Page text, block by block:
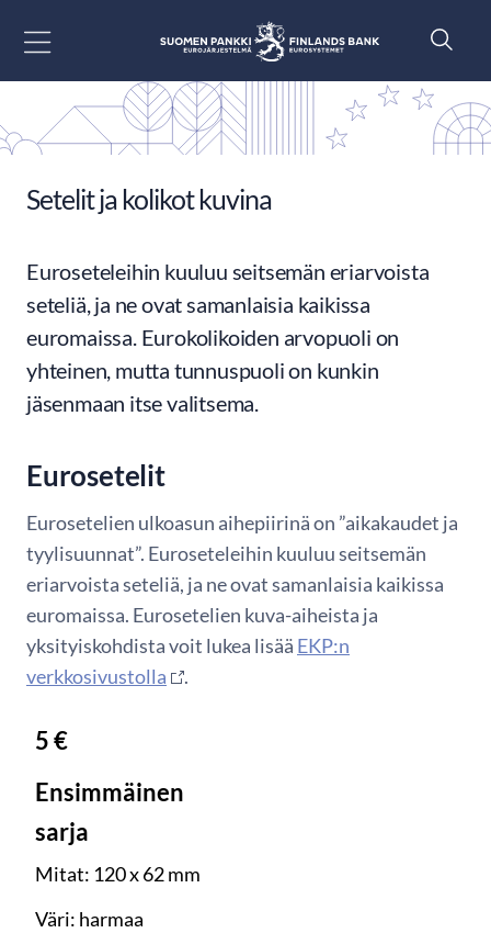
Setelit ja kolikot kuvina
Euroseteleihin kuuluu seitsemän eriarvoista
seteliä, ja ne ovat samanlaisia kaikissa
euromaissa. Eurokolikoiden arvopuoli on
yhteinen, mutta tunnuspuoli on kunkin
jäsenmaan itse valitsema.
Eurosetelit
Eurosetelien ulkoasun aihepiirinä on ”aikakaudet ja
tyylisuunnat”. Euroseteleihin kuuluu seitsemän
eriarvoista seteliä, ja ne ovat samanlaisia kaikissa
euromaissa. Eurosetelien kuva-aiheista ja
yksityiskohdista voit lukea lisää EKP:n
verkkosivustolla
.
5 €
Ensimmäinen
sarja
Mitat: 120 x 62 mm
Väri: harmaa